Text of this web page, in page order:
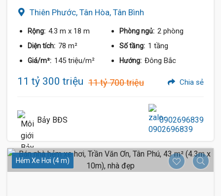
Thiên Phước, Tân Hòa, Tân Bình
Rộng: 4.3 m x 18 m Phòng ngủ: 2 phòng
Diện tích: 78 m² Số tầng: 1 tầng
Giá/m²: 145 triệu/m² Hướng: Đông Bắc
11 tỷ 300 triệu 11 tỷ 700 triệu Chia sẻ
Bảy BĐS 0902696839
Hẻm Xe Hơi (4 m)